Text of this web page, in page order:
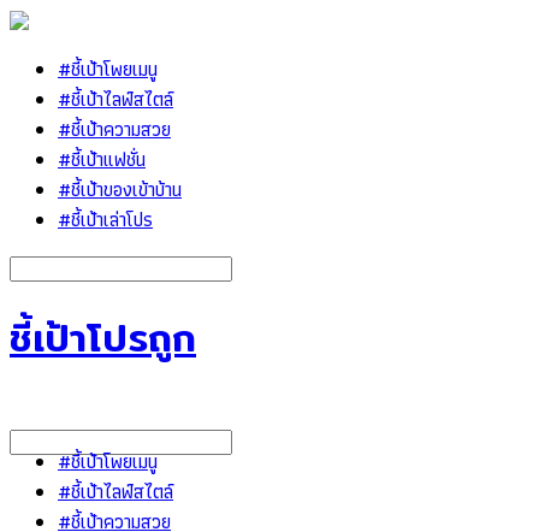
#ชี้เป้าโพยเมนู
#ชี้เป้าไลฟ์สไตล์
#ชี้เป้าความสวย
#ชี้เป้าแฟชั่น
#ชี้เป้าของเข้าบ้าน
#ชี้เป้าเล่าโปร
ชี้เป้าโปรถูก
#ชี้เป้าโพยเมนู
#ชี้เป้าไลฟ์สไตล์
#ชี้เป้าความสวย